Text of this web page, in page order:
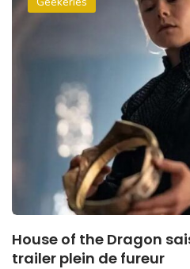
House of the Dragon
trailer plein de fureur